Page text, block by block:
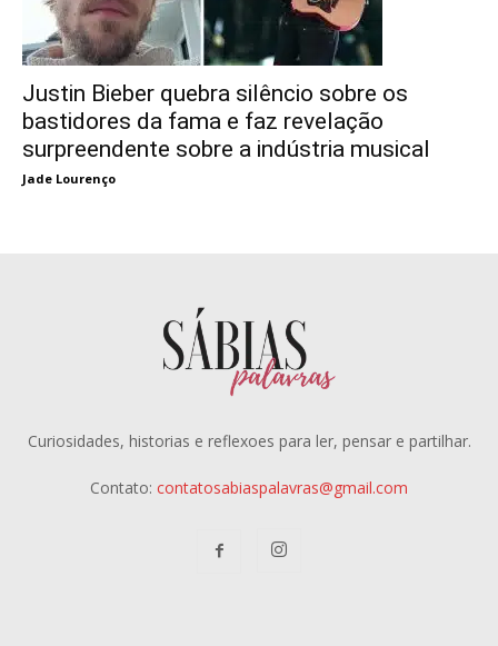
Justin Bieber quebra silêncio sobre os
bastidores da fama e faz revelação
surpreendente sobre a indústria musical
Jade Lourenço
Curiosidades, historias e reflexoes para ler, pensar e partilhar.
Contato: contatosabiaspalavras@gmail.com